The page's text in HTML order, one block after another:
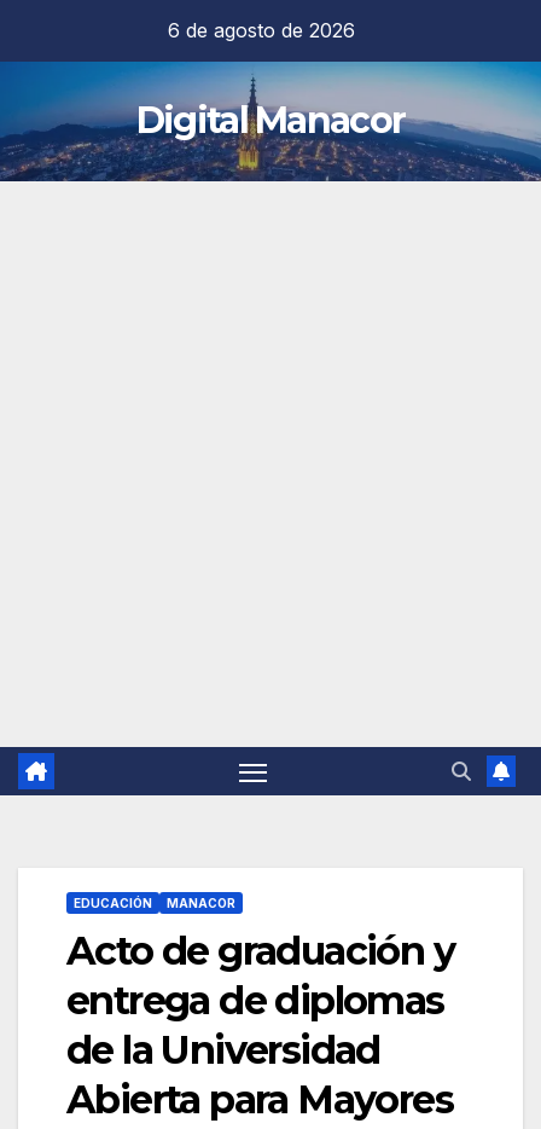
contenido
6 de agosto de 2026
Digital Manacor
EDUCACIÓN MANACOR
Acto de graduación y
entrega de diplomas
de la Universidad
Abierta para Mayores